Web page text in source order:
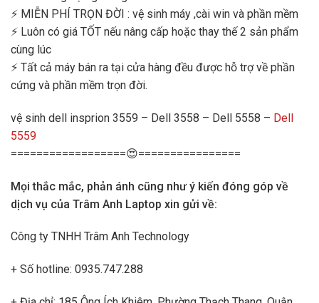
⚡️ MIỄN PHÍ TRỌN ĐỜI : vệ sinh máy ,cài win và phần mềm
⚡️ Luôn có giá TỐT nếu nâng cấp hoặc thay thế 2 sản phẩm
cùng lúc
⚡️ Tất cả máy bán ra tại cửa hàng đều được hỗ trợ về phần
cứng và phần mềm trọn đời.
vệ sinh dell insprion 3559 – Dell 3558 – Dell 5558 – Dell
5559
==================😍================
Mọi thắc mắc, phản ánh cũng như ý kiến đóng góp về
dịch vụ của Trâm Anh Laptop xin gửi về:
Công ty TNHH Trâm Anh Technology
+ Số hotline: 0935.747.288